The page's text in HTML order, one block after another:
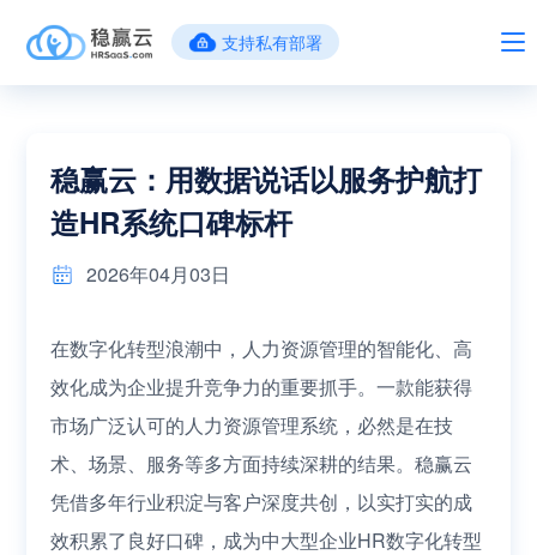
支持私有部署
稳赢云：用数据说话以服务护航打
造HR系统口碑标杆
2026年04月03日
在数字化转型浪潮中，人力资源管理的智能化、高
效化成为企业提升竞争力的重要抓手。一款能获得
市场广泛认可的人力资源管理系统，必然是在技
术、场景、服务等多方面持续深耕的结果。稳赢云
凭借多年行业积淀与客户深度共创，以实打实的成
效积累了良好口碑，成为中大型企业HR数字化转型